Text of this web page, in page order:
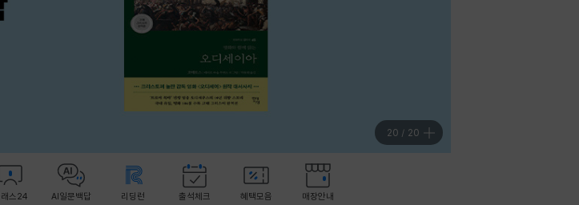
20 / 20
스24 AI일문백답 리딩런 출석체크 혜택모음 매장안내